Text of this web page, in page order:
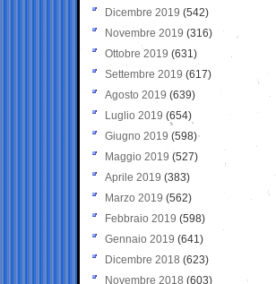
Dicembre 2019 (542)
Novembre 2019 (316)
Ottobre 2019 (631)
Settembre 2019 (617)
Agosto 2019 (639)
Luglio 2019 (654)
Giugno 2019 (598)
Maggio 2019 (527)
Aprile 2019 (383)
Marzo 2019 (562)
Febbraio 2019 (598)
Gennaio 2019 (641)
Dicembre 2018 (623)
Novembre 2018 (603)